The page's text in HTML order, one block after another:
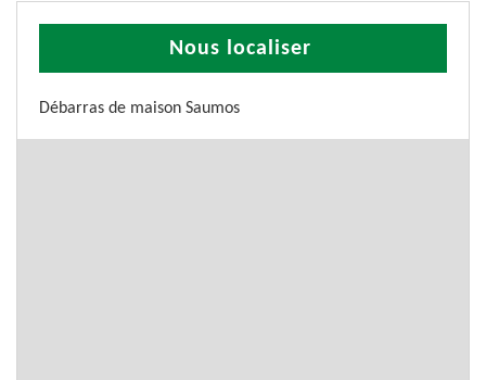
Nous localiser
Débarras de maison Saumos